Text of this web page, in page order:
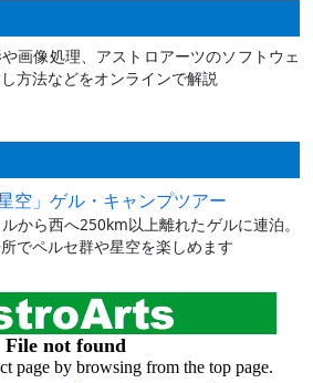
画像処理、アストロアーツのソフトウェ
方法などをオンラインで解説
空」ゲル・キャンプツアー
から西へ250km以上離れたゲルに連泊。
でペルセ群や星空を楽しめます